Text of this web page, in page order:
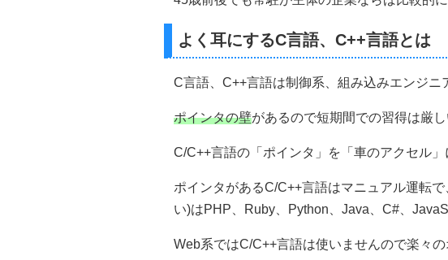
よく耳にするC言語、C++言語とは
C言語、C++言語は制御系、組み込みエンジニ
ポインタの壁があるので短期間での習得は厳
C/C++言語の「ポインタ」を「車のアクセル」
ポインタがあるC/C++言語はマニュアル運転
い)はPHP、Ruby、Python、Java、C#、
Web系ではC/C++言語は使いませんので楽々の